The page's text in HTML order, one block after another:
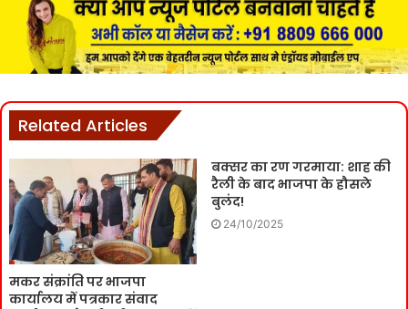
Related Articles
मकर संक्रांति पर भाजपा
कार्यालय में पत्रकार संवाद
बक्सर का रण गरमाया: शाह की
रैली के बाद भाजपा के हौसले
बुलंद!
24/10/2025